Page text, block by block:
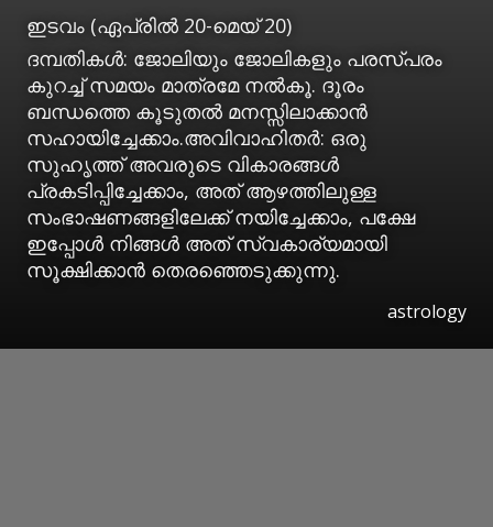
ഇടവം (ഏപ്രില്‍ 20-മെയ് 20)
ദമ്പതികള്‍: ജോലിയും ജോലികളും പരസ്പരം
കുറച്ച് സമയം മാത്രമേ നല്‍കൂ. ദൂരം
ബന്ധത്തെ കൂടുതല്‍ മനസ്സിലാക്കാന്‍
സഹായിച്ചേക്കാം.അവിവാഹിതര്‍: ഒരു
സുഹൃത്ത് അവരുടെ വികാരങ്ങള്‍
പ്രകടിപ്പിച്ചേക്കാം, അത് ആഴത്തിലുള്ള
സംഭാഷണങ്ങളിലേക്ക് നയിച്ചേക്കാം, പക്ഷേ
ഇപ്പോള്‍ നിങ്ങള്‍ അത് സ്വകാര്യമായി
സൂക്ഷിക്കാന്‍ തെരഞ്ഞെടുക്കുന്നു.
astrology